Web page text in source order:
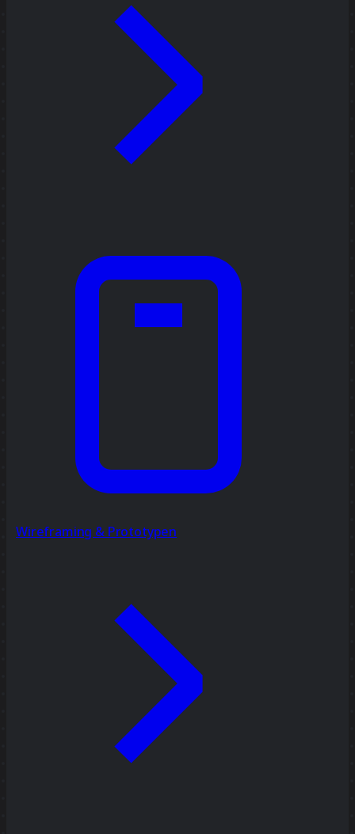
Wireframing & Prototypen